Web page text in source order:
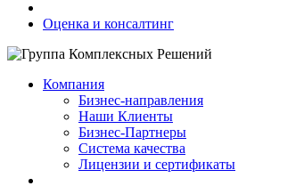
Оценка и консалтинг
Компания
Бизнес-направления
Наши Клиенты
Бизнес-Партнеры
Система качества
Лицензии и сертификаты